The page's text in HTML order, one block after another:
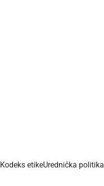
Kodeks etikeUrednička politika